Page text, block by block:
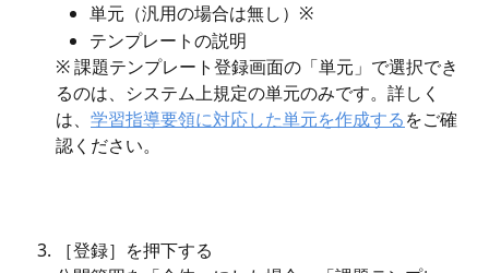
単元（汎用の場合は無し）※
テンプレートの説明
※ 課題テンプレート登録画面の「単元」で選択でき
るのは、システム上規定の単元のみです。詳しく
は、 学習指導要領に対応した単元を作成するをご確
認ください。
［登録］を押下する